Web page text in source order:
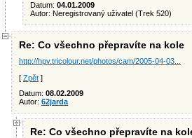
Datum: 04.01.2009
Autor: Neregistrovaný uživatel (Trek 520)
Re: Co všechno přepravíte na kole
http://hpv.tricolour.net/photos/cam/2005-04-03...
[ Zpět ]
Datum: 08.02.2009
Autor: 62jarda
Re: Co všechno přepravíte na